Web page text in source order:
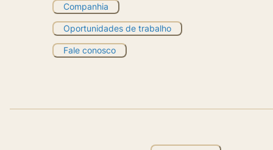
Companhia
Oportunidades de trabalho
Fale conosco